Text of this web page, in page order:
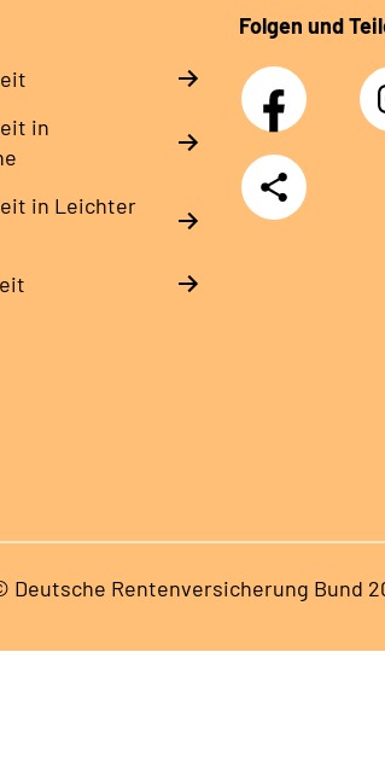
in
in Leichter
Folgen und
Facebook
Teilen
Deutsche Rentenversicherung Bund